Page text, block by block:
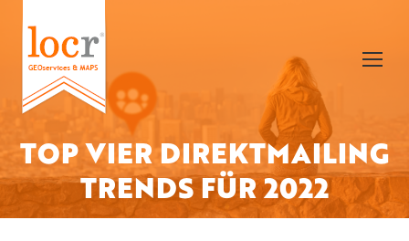
TOP VIER DIREKTMAILING
TRENDS FÜR 2022
Sie befinden sich hier: